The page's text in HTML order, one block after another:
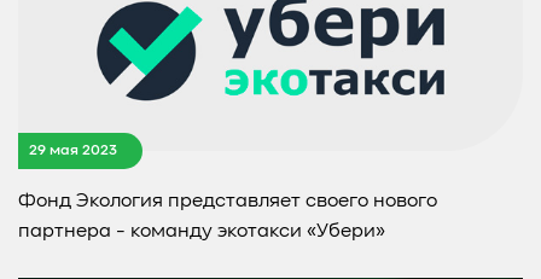
29 мая 2023
Фонд Экология представляет своего нового
партнера - команду экотакси «Убери»